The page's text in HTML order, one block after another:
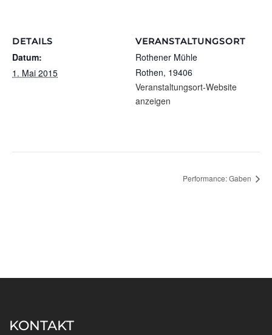
DETAILS
Datum:
1. Mai 2015
VERANSTALTUNGSORT
Rothener Mühle
Rothen, 19406
Veranstaltungsort-Website
anzeigen
Performance: Gaben
KONTAKT